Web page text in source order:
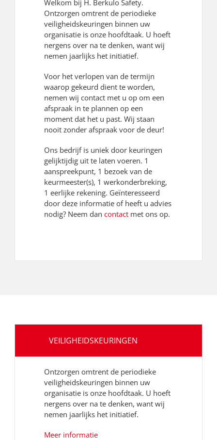
Welkom bij H. Berkulo Safety.
Ontzorgen omtrent de periodieke
veiligheidskeuringen binnen uw
organisatie is onze hoofdtaak. U hoeft
nergens over na te denken, want wij
nemen jaarlijks het initiatief.
Voor het verlopen van de termijn
waarop gekeurd dient te worden,
nemen wij contact met u op om een
afspraak in te plannen op een
moment dat het u past. Wij staan
nooit zonder afspraak voor de deur!
Ons bedrijf is uniek door keuringen
gelijktijdig uit te laten voeren. 1
aanspreekpunt, 1 bezoek van de
keurmeester(s), 1 werkonderbreking,
1 eerlijke rekening. Geïnteresseerd
door deze informatie of heeft u advies
nodig? Neem dan contact met ons op.
VEILIGHEIDSKEURINGEN
Ontzorgen omtrent de periodieke
veiligheidskeuringen binnen uw
organisatie is onze hoofdtaak. U hoeft
nergens over na te denken, want wij
nemen jaarlijks het initiatief.
Meer informatie